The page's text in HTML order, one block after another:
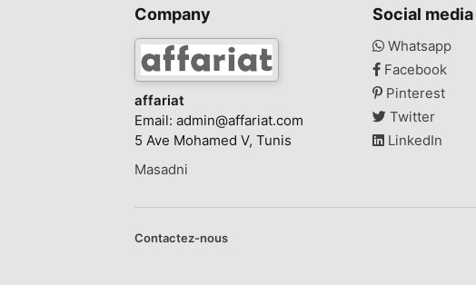
Company
affariat
Email: admin@affariat.com
5 Ave Mohamed V, Tunis
Social media
Whatsapp
Facebook
Pinterest
Twitter
LinkedIn
Masadni
Contactez-nous